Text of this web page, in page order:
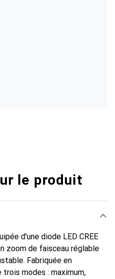
le produit
d'une diode LED CREE
zoom de faisceau réglable
Fabriquée en
modes : maximum,